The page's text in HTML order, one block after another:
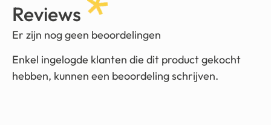
Reviews
Er zijn nog geen beoordelingen
Enkel ingelogde klanten die dit product gekocht
hebben, kunnen een beoordeling schrijven.